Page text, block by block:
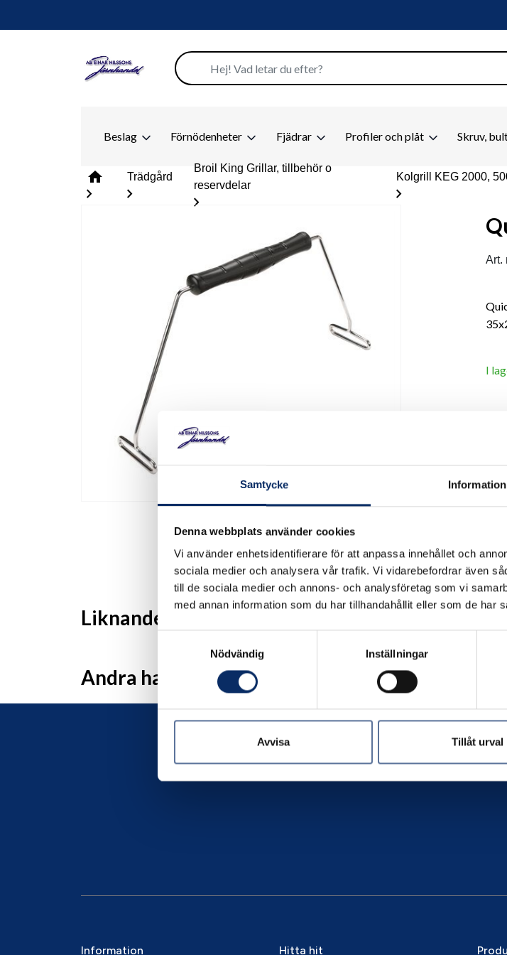
Samtycke Information
Denna webbplats använder cookies
Vi använder enhetsidentifierare för att anpassa innehållet och
sociala medier och analysera vår trafik. Vi vidarebefordrar även
till de sociala medier och annons- och analysföretag som vi
med annan information som du har tillhandahållit eller som de har
Nödvändig
Inställningar
Avvisa Tillåt urval
Beslag Förnödenheter Fjädrar Profiler och plåt Skruv,
home
chevron_right
Trädgård
chevron_right
Broil King Grillar, tillbehör o
reservdelar
chevron_right
Kolgrill KEG 2000,
chevron_right
Art.
I
Liknande produkter
Andra har även tittat på
Information Hitta hit